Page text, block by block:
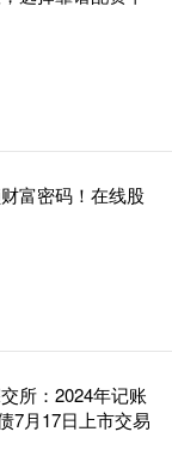
富密码！在线股
所：2024年记账
7月17日上市交易